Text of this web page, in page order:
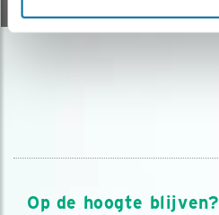
Op de hoogte blijven?